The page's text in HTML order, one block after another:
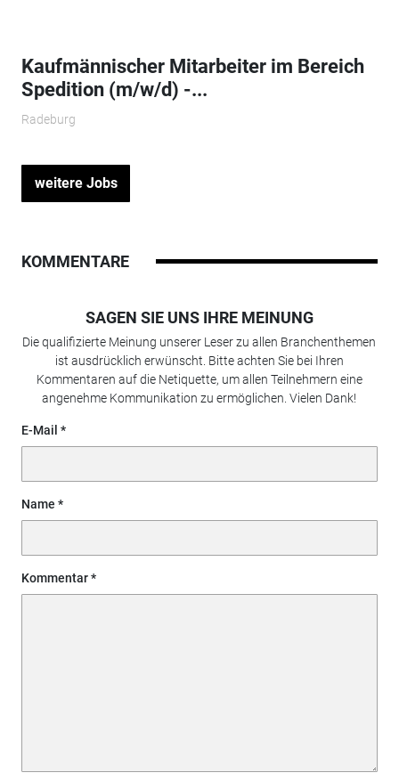
Kaufmännischer Mitarbeiter im Bereich
Spedition (m/w/d) -...
Radeburg
weitere Jobs
KOMMENTARE
SAGEN SIE UNS IHRE MEINUNG
Die qualifizierte Meinung unserer Leser zu allen Branchenthemen
ist ausdrücklich erwünscht. Bitte achten Sie bei Ihren
Kommentaren auf die Netiquette, um allen Teilnehmern eine
angenehme Kommunikation zu ermöglichen. Vielen Dank!
E-Mail
Name
Kommentar